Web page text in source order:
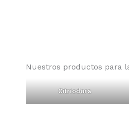
Nuestros productos para
Citriodora